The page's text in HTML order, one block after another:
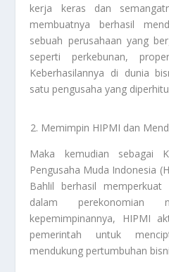
kerja keras dan
membuatnya berhasil
sebuah perusahaan yang
seperti perkebunan,
Keberhasilannya di dunia
satu pengusaha yang
Memimpin HIPMI dan
Maka kemudian sebagai
Pengusaha Muda Indonesia
Bahlil berhasil
dalam perekonomian
kepemimpinannya, HIPMI
pemerintah untuk
mendukung pertumbuhan